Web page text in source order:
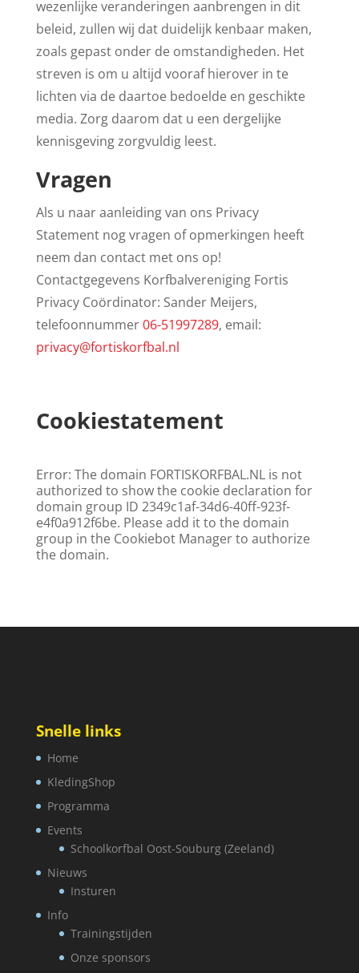
wezenlijke veranderingen aanbrengen in dit
beleid, zullen wij dat duidelijk kenbaar maken,
zoals gepast onder de omstandigheden. Het
streven is om u altijd vooraf hierover in te
lichten via de daartoe bedoelde en geschikte
media. Zorg daarom dat u een dergelijke
kennisgeving zorgvuldig leest.
Vragen
Als u naar aanleiding van ons Privacy
Statement nog vragen of opmerkingen heeft
neem dan contact met ons op!
Contactgegevens Korfbalvereniging Fortis
Privacy Coördinator: Sander Meijers,
telefoonnummer06-51997289, email:
privacy@fortiskorfbal.nl
Cookiestatement
Error: The domain FORTISKORFBAL.NL is not
authorized to show the cookie declaration for
domain group ID 2349c1af-34d6-40ff-923f-
e4f0a912f6be. Please add it to the domain
group in the Cookiebot Manager to authorize
the domain.
Snelle links
Home
KledingShop
Programma
Events
Schoolkorfbal Oost-Souburg (Zeeland)
Nieuws
Insturen
Info
Trainingstijden
Onze sponsors